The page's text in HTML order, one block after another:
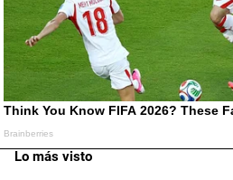
Lo más visto